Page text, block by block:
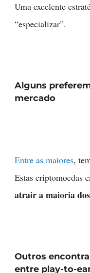
Uma excelente
“especializar”.
Alguns
mercado
Entre as maiores,
Estas criptomoedas
atrair a maioria
Outros
entre play-to-